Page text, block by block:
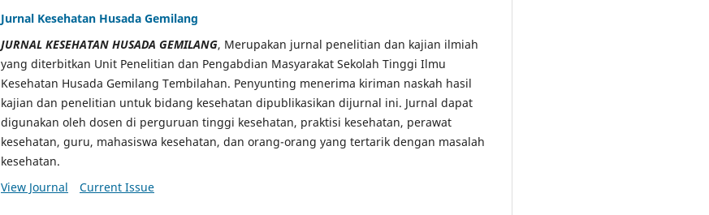
Jurnal Kesehatan Husada Gemilang
JURNAL KESEHATAN HUSADA GEMILANG, Merupakan jurnal penelitian dan kajian ilmiah
yang diterbitkan Unit Penelitian dan Pengabdian Masyarakat Sekolah Tinggi Ilmu
Kesehatan Husada Gemilang Tembilahan. Penyunting menerima kiriman naskah hasil
kajian dan penelitian untuk bidang kesehatan dipublikasikan dijurnal ini. Jurnal dapat
digunakan oleh dosen di perguruan tinggi kesehatan, praktisi kesehatan, perawat
kesehatan, guru, mahasiswa kesehatan, dan orang-orang yang tertarik dengan masalah
kesehatan.
View Journal
Current Issue